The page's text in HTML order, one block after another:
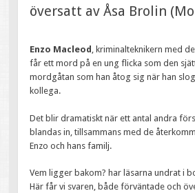
översatt av Åsa Brolin
Enzo Macleod , kriminalteknikern med
får ett mord på en ung flicka som den
mordgåtan som han åtog sig när han
kollega.
Det blir dramatiskt när ett antal andra
blandas in, tillsammans med de
Enzo och hans familj.
Vem ligger bakom? har läsarna undrat i
Här får vi svaren, både förväntade och